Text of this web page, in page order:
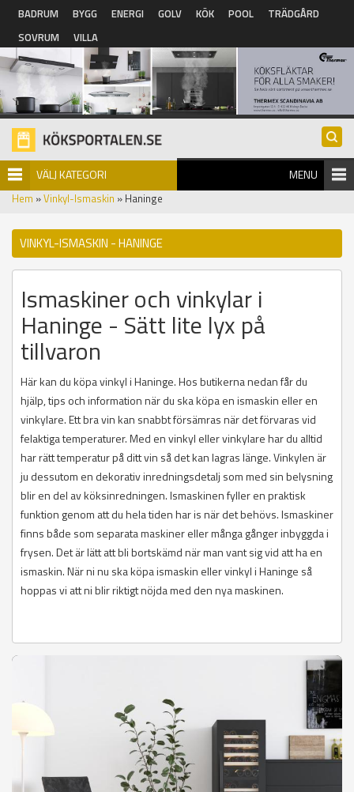
Hoppa till huvudinnehåll
BADRUM BYGG ENERGI GOLV KÖK POOL
TRÄDGÅRD
SOVRUM
VILLA
VÄLJ KATEGORI MENU
Hem »Vinkyl-Ismaskin » Haninge
VINKYL-ISMASKIN - HANINGE
Ismaskiner och vinkylar i
Haninge - Sätt lite lyx på
tillvaron
Här kan du köpa vinkyl i Haninge. Hos butikerna nedan får du
hjälp, tips och information när du ska köpa en ismaskin eller en
vinkylare. Ett bra vin kan snabbt försämras när det förvaras vid
felaktiga temperaturer. Med en vinkyl eller vinkylare har du alltid
har rätt temperatur på ditt vin så det kan lagras länge. Vinkylen är
ju dessutom en dekorativ inredningsdetalj som med sin belysning
blir en del av köksinredningen. Ismaskinen fyller en praktisk
funktion genom att du hela tiden har is när det behövs. Ismaskiner
finns både som separata maskiner eller många gånger inbyggda i
frysen. Det är lätt att bli bortskämd när man vant sig vid att ha en
ismaskin. När ni nu ska köpa ismaskin eller vinkyl i Haninge så
hoppas vi att ni blir riktigt nöjda med den nya maskinen.